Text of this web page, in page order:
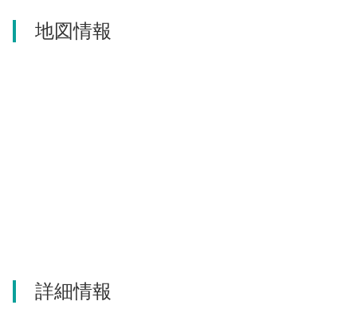
西伊豆町
アクセス
地図情報
詳細情報